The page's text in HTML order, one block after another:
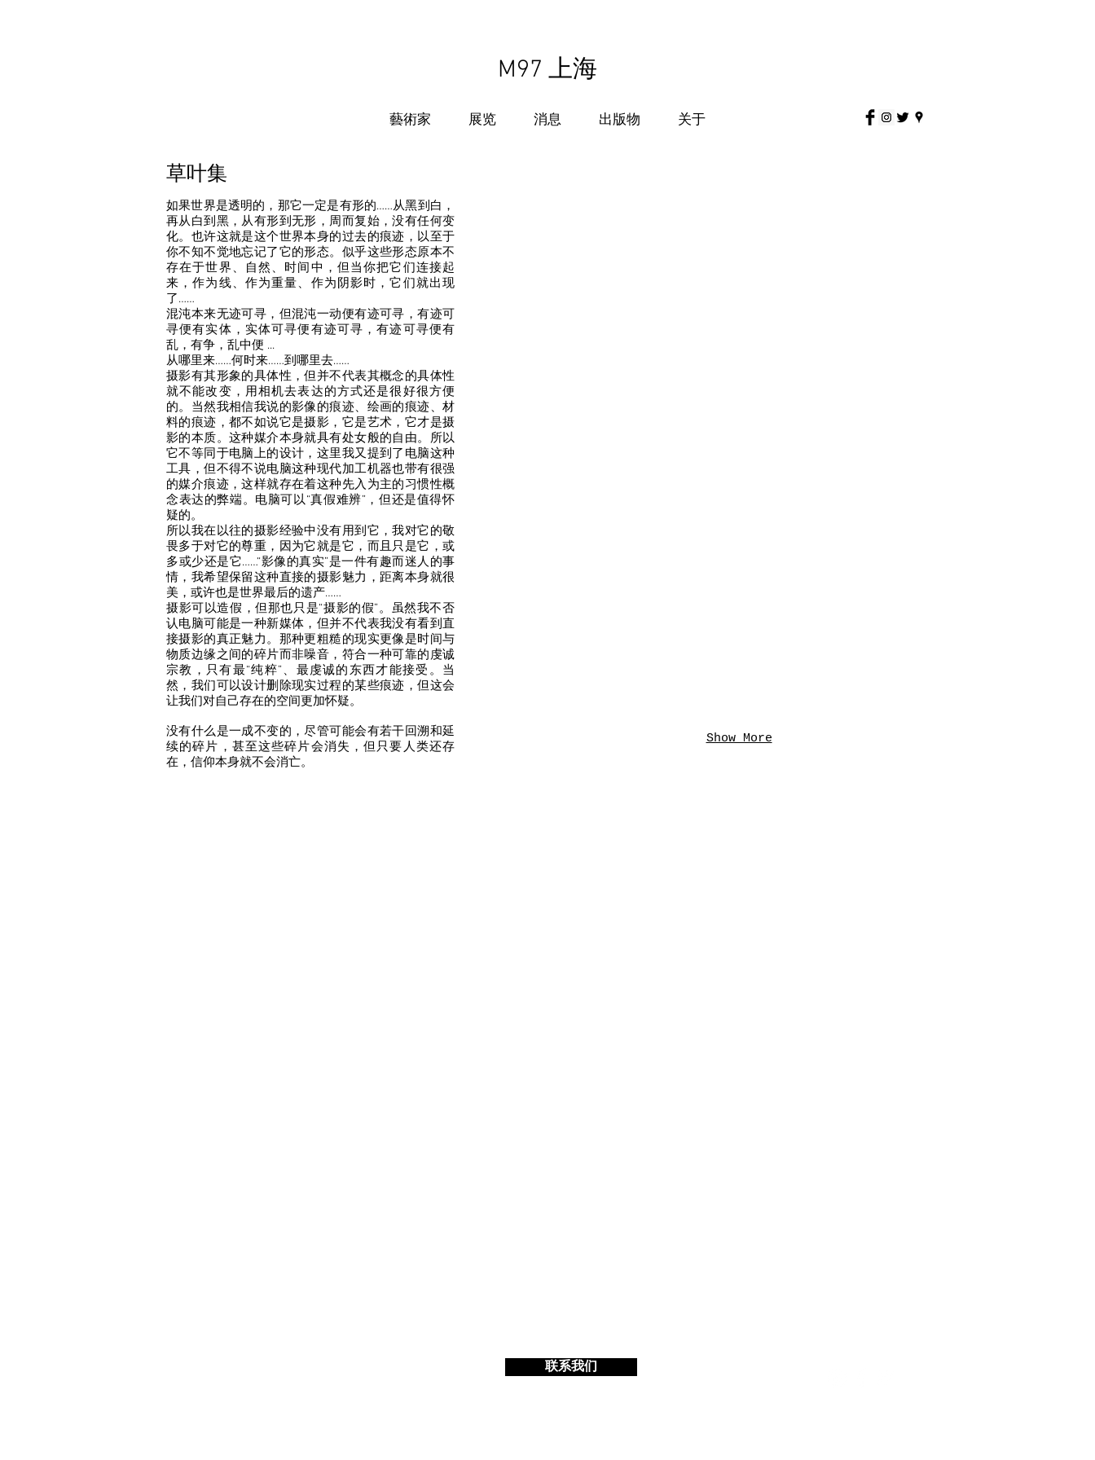
M97 上海
藝術家 展览 消息 出版物 关于
草叶集
如果世界是透明的，那它一定是有形的……从黑到白，
再从白到黑，从有形到无形，周而复始，没有任何变
化。也许这就是这个世界本身的过去的痕迹，以至于
你不知不觉地忘记了它的形态。似乎这些形态原本不
存在于世界、自然、时间中，但当你把它们连接起
来，作为线、作为重量、作为阴影时，它们就出现
了……
混沌本来无迹可寻，但混沌一动便有迹可寻，有迹可
寻便有实体，实体可寻便有迹可寻，有迹可寻便有
乱，有争，乱中便 ...
从哪里来……何时来……到哪里去……
摄影有其形象的具体性，但并不代表其概念的具体性
就不能改变，用相机去表达的方式还是很好很方便
的。当然我相信我说的影像的痕迹、绘画的痕迹、材
料的痕迹，都不如说它是摄影，它是艺术，它才是摄
影的本质。这种媒介本身就具有处女般的自由。所以
它不等同于电脑上的设计，这里我又提到了电脑这种
工具，但不得不说电脑这种现代加工机器也带有很强
的媒介痕迹，这样就存在着这种先入为主的习惯性概
念表达的弊端。电脑可以“真假难辨”，但还是值得怀
疑的。
所以我在以往的摄影经验中没有用到它，我对它的敬
畏多于对它的尊重，因为它就是它，而且只是它，或
多或少还是它……“影像的真实”是一件有趣而迷人的事
情，我希望保留这种直接的摄影魅力，距离本身就很
美，或许也是世界最后的遗产……
摄影可以造假，但那也只是“摄影的假”。虽然我不否
认电脑可能是一种新媒体，但并不代表我没有看到直
接摄影的真正魅力。那种更粗糙的现实更像是时间与
物质边缘之间的碎片而非噪音，符合一种可靠的虔诚
宗教，只有最“纯粹”、最虔诚的东西才能接受。当
然，我们可以设计删除现实过程的某些痕迹，但这会
让我们对自己存在的空间更加怀疑。
没有什么是一成不变的，尽管可能会有若干回溯和延
续的碎片，甚至这些碎片会消失，但只要人类还存
在，信仰本身就不会消亡。
Show More
联系我们